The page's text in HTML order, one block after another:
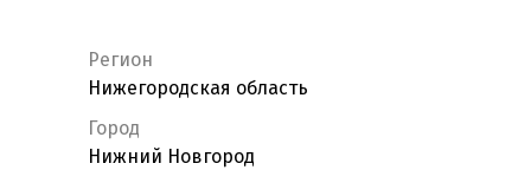
Регион
Нижегородская область
Город
Нижний Новгород